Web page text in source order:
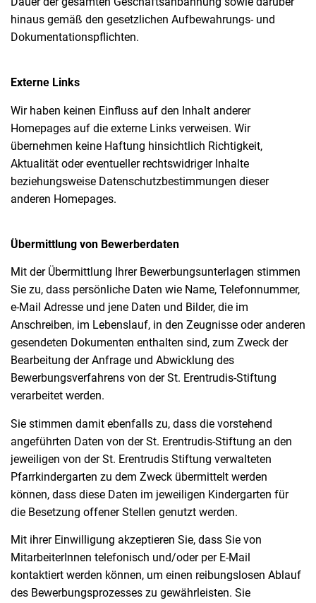
hinaus gemäß den gesetzlichen Aufbewahrungs- und
Dokumentationspflichten.
Externe Links
Wir haben keinen Einfluss auf den Inhalt anderer
Homepages auf die externe Links verweisen. Wir
übernehmen keine Haftung hinsichtlich Richtigkeit,
Aktualität oder eventueller rechtswidriger Inhalte
beziehungsweise Datenschutzbestimmungen dieser
anderen Homepages.
Übermittlung von Bewerberdaten
Mit der Übermittlung Ihrer Bewerbungsunterlagen stimmen
Sie zu, dass persönliche Daten wie Name, Telefonnummer,
e-Mail Adresse und jene Daten und Bilder, die im
Anschreiben, im Lebenslauf, in den Zeugnisse oder anderen
gesendeten Dokumenten enthalten sind, zum Zweck der
Bearbeitung der Anfrage und Abwicklung des
Bewerbungsverfahrens von der St. Erentrudis-Stiftung
verarbeitet werden.
Sie stimmen damit ebenfalls zu, dass die vorstehend
angeführten Daten von der St. Erentrudis-Stiftung an den
jeweiligen von der St. Erentrudis Stiftung verwalteten
Pfarrkindergarten zu dem Zweck übermittelt werden
können, dass diese Daten im jeweiligen Kindergarten für
die Besetzung offener Stellen genutzt werden.
Mit ihrer Einwilligung akzeptieren Sie, dass Sie von
MitarbeiterInnen telefonisch und/oder per E-Mail
kontaktiert werden können, um einen reibungslosen Ablauf
des Bewerbungsprozesses zu gewährleisten. Sie